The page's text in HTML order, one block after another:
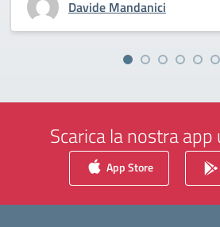
Davide Mandanici
Scarica la nostra
App Store